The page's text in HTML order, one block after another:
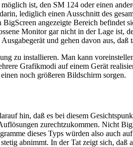
ist, den SM 124 oder einen
lediglich einen Ausschnitt des
angezeigte Bereich befindet
Monitor gar nicht in der Lage
und gehen davon aus,
zu installieren. Man kann
Grafikmodi auf einem Gerät
noch größeren Bildschirm sorgen.
hin, daß es bei diesem
zurechtzukommen. Nicht
dieses Typs würden also auch
abnimmt. In der Tat zeigt sich,